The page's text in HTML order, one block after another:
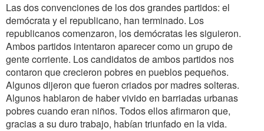
Las dos convenciones de los dos grandes partidos: el
demócrata y el republicano, han terminado. Los
republicanos comenzaron, los demócratas les siguieron.
Ambos partidos intentaron aparecer como un grupo de
gente corriente. Los candidatos de ambos partidos nos
contaron que crecieron pobres en pueblos pequeños.
Algunos dijeron que fueron criados por madres solteras.
Algunos hablaron de haber vivido en barriadas urbanas
pobres cuando eran niños. Todos ellos afirmaron que,
gracias a su duro trabajo, habían triunfado en la vida.